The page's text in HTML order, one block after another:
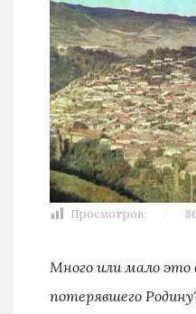
Просмотров:
Много или мало это
потерявшего